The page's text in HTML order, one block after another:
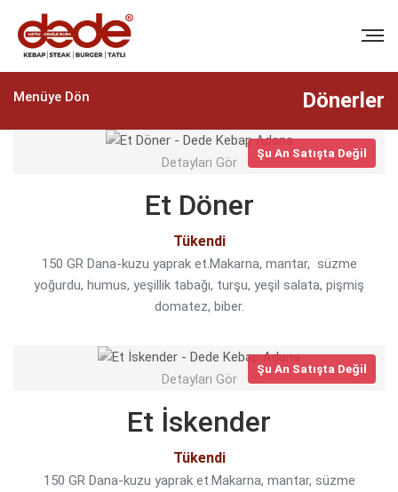
BIZI ARAYIN
+90 (322) 235 57 58
EMAIL
info@dedekebap.com.tr
ADRES
Adana
Menüye Dön Dönerler
Detayları Gör
Şu An Satışta Değil
Et Döner
Tükendi
150 GR Dana-kuzu yaprak et.Makarna, mantar, süzme
yoğurdu, humus, yeşillik tabağı, turşu, yeşil salata, pişmiş
domatez, biber.
Detayları Gör
Şu An Satışta Değil
Et İskender
Tükendi
150 GR Dana-kuzu yaprak et.Makarna, mantar, süzme